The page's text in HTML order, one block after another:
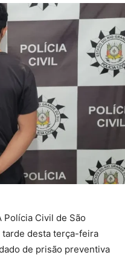
Polícia Civil de São
tarde desta terça-feira
de prisão preventiva